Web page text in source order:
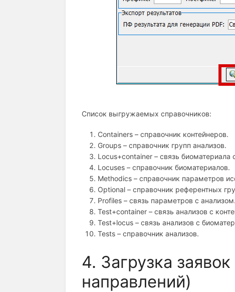
Список выгружаемых справочников:
Containers – справочник контейнеров.
Groups – справочник групп анализов.
Locus+container – связь биоматериала
Locuses – справочник биоматериалов.
Methodics – справочник параметров
Optional – справочник референтных
Profiles – связь параметров с анализом.
Test+container – связь анализов с
Test+locus – связь анализов с
Tests – справочник анализов.
4. Загрузка
направлений)